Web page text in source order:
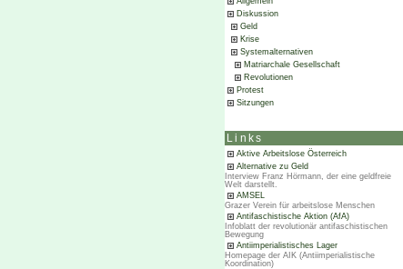
Diskussion
Geld
Krise
Systemalternativen
Matriarchale Gesellschaft
Revolutionen
Protest
Sitzungen
Links
Aktive Arbeitslose Österreich
Alternative zu Geld
Interview Franz Hörmann, der eine geldfreie
Welt darstellt.
AMSEL
Grazer Verein für arbeitslose Menschen
Antifaschistische Aktion (AfA)
Infoblatt der revolutionär antifaschistischen
Bewegung
Antiimperialistisches Lager
Homepage der AIK (Antiimperialistische
Koordination)